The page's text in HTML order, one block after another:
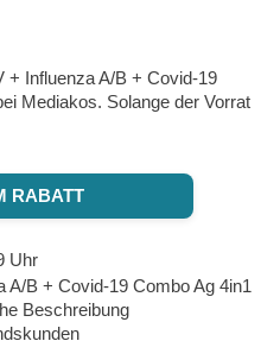
+ Influenza A/B + Covid-19
Mediakos. Solange der Vorrat
RABATT
Uhr
A/B + Covid-19 Combo Ag 4in1
Beschreibung